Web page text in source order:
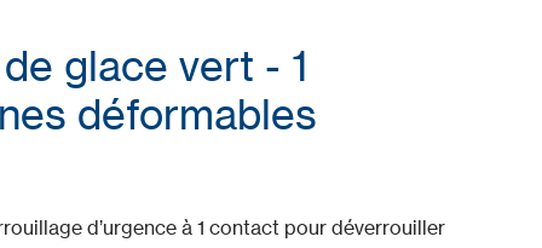
glace vert - 1
déformables
d’urgence à 1 contact pour déverrouiller